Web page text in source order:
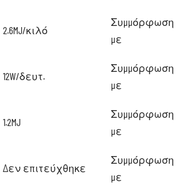
2.6MJ/κιλό
Συμμόρφωση
με
12W/δευτ.
Συμμόρφωση
με
1.2MJ
Συμμόρφωση
με
Δεν επιτεύχθηκε
Συμμόρφωση
με